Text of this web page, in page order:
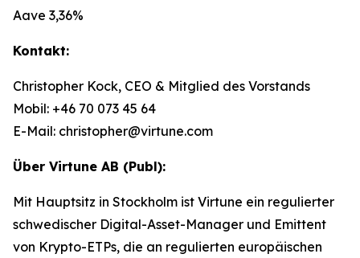
Aave 3,36%
Kontakt:
Christopher Kock, CEO & Mitglied des Vorstands
Mobil: +46 70 073 45 64
E-Mail: christopher@virtune.com
Über Virtune AB (Publ):
Mit Hauptsitz in Stockholm ist Virtune ein regulierter
schwedischer Digital-Asset-Manager und Emittent
von Krypto-ETPs, die an regulierten europäischen